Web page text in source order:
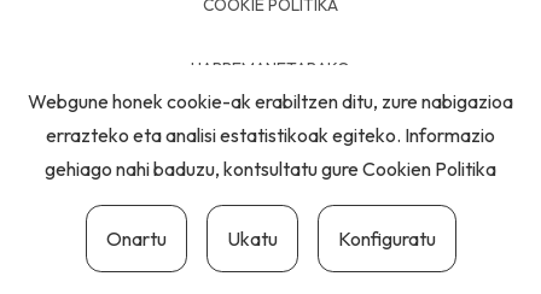
COOKIE POLITIKA
HARREMANETARAKO
Webgune honek cookie-ak erabiltzen ditu, zure nabigazioa
errazteko eta analisi estatistikoak egiteko. Informazio
gehiago nahi baduzu, kontsultatu gureCookien Politika
Onartu Ukatu Konfiguratu